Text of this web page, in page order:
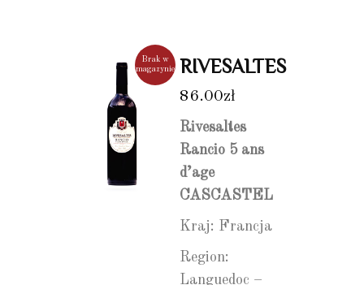
Brak w
magazynie RIVESALTES
86.00zł
Rivesaltes
Rancio 5 ans
d’age
CASCASTEL
Kraj: Francja
Region:
Languedoc –